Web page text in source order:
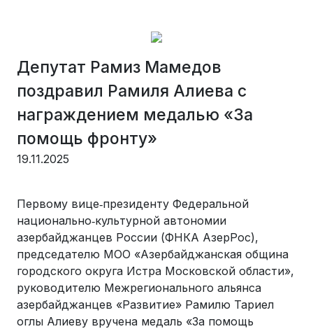
Депутат Рамиз Мамедов
поздравил Рамиля Алиева с
награждением медалью «За
помощь фронту»
19.11.2025
Первому вице‑президенту Федеральной
национально‑культурной автономии
азербайджанцев России (ФНКА АзерРос),
председателю МОО «Азербайджанская община
городского округа Истра Московской области»,
руководителю Межрегионального альянса
азербайджанцев «Развитие» Рамилю Тариел
оглы Алиеву вручена медаль «За помощь